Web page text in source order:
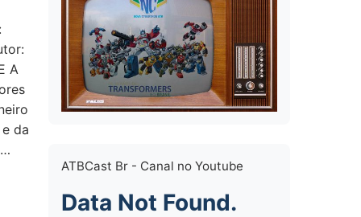
A
da
ATBCast Br - Canal no Youtube
Data Not Found.